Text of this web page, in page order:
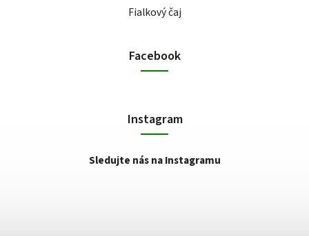
Fialkový čaj
Facebook
Instagram
Sledujte nás na Instagramu